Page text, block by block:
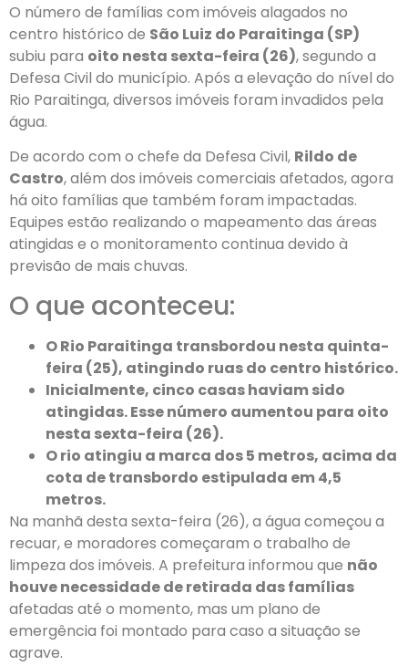
O número de famílias com imóveis alagados no
centro histórico de São Luiz do Paraitinga (SP)
subiu para oito nesta sexta-feira (26), segundo a
Defesa Civil do município. Após a elevação do nível do
Rio Paraitinga, diversos imóveis foram invadidos pela
água.
De acordo com o chefe da Defesa Civil, Rildo de
Castro, além dos imóveis comerciais afetados, agora
há oito famílias que também foram impactadas.
Equipes estão realizando o mapeamento das áreas
atingidas e o monitoramento continua devido à
previsão de mais chuvas.
O que aconteceu:
O Rio Paraitinga transbordou nesta quinta-
feira (25), atingindo ruas do centro histórico.
Inicialmente, cinco casas haviam sido
atingidas. Esse número aumentou para oito
nesta sexta-feira (26).
O rio atingiu a marca dos 5 metros, acima da
cota de transbordo estipulada em 4,5
metros.
Na manhã desta sexta-feira (26), a água começou a
recuar, e moradores começaram o trabalho de
limpeza dos imóveis. A prefeitura informou que não
houve necessidade de retirada das famílias
afetadas até o momento, mas um plano de
emergência foi montado para caso a situação se
agrave.